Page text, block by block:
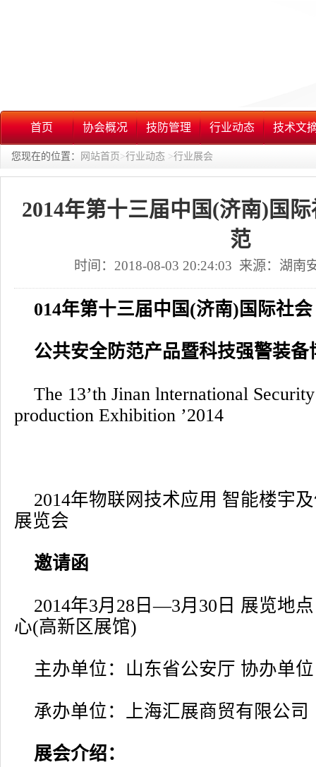
首页 协会概况 技防管理 行业动态 技术文
您现在的位置： 网站首页 >行业动态 >行业展会
2014年第十三届中国(济南)国
范
时间：2018-08-03 20:24:03 来源：湖南
014年第十三届中国(济南)国际社会
公共安全防范产品暨科技强警装备
The 13’th Jinan lnternational
production Exhibition ’2014
2014年物联网技术应用 智能楼宇
展览会
邀请函
2014年3月28日—3月30日 展览地
心(高新区展馆)
主办单位：山东省公安厅 协办单
承办单位：上海汇展商贸有限公司
展会介绍：